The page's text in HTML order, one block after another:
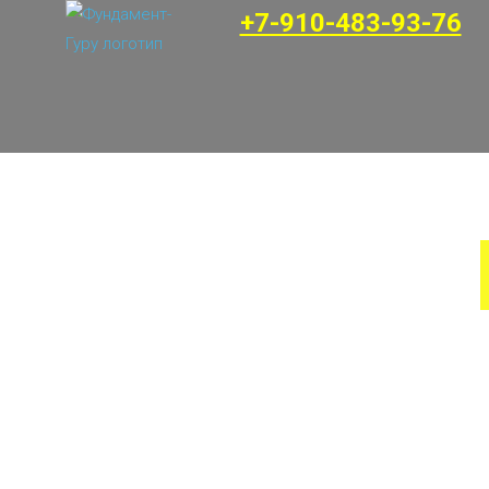
+7-910-483-93-76